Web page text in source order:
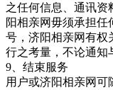
之任何信息、通讯资
阳相亲网毋须承担任
号，济阳相亲网有权
行之考量，不论通知
9、结束服务
用户或济阳相亲网